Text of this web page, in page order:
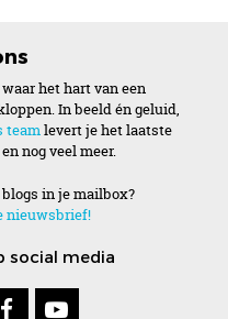
het hart van een
In beeld én geluid,
teamlevert je het laatste
nog veel meer.
in je mailbox?
nieuwsbrief!
social media